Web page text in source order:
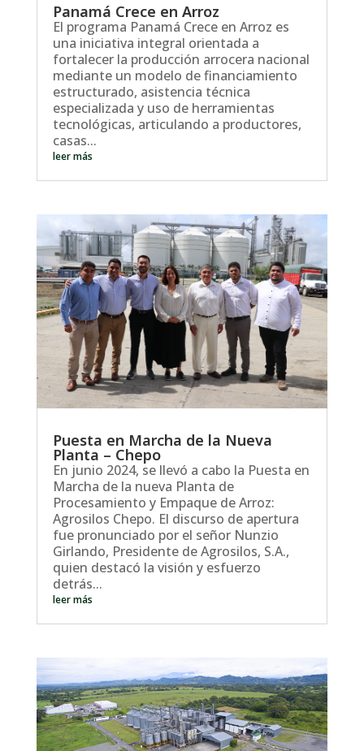
Panamá Crece en Arroz
El programa Panamá Crece en Arroz es
una iniciativa integral orientada a
fortalecer la producción arrocera nacional
mediante un modelo de financiamiento
estructurado, asistencia técnica
especializada y uso de herramientas
tecnológicas, articulando a productores,
casas...
leer más
Puesta en Marcha de la Nueva
Planta – Chepo
En junio 2024, se llevó a cabo la Puesta en
Marcha de la nueva Planta de
Procesamiento y Empaque de Arroz:
Agrosilos Chepo. El discurso de apertura
fue pronunciado por el señor Nunzio
Girlando, Presidente de Agrosilos, S.A.,
quien destacó la visión y esfuerzo
detrás...
leer más